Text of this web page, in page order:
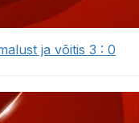
ja võitis 3 : 0